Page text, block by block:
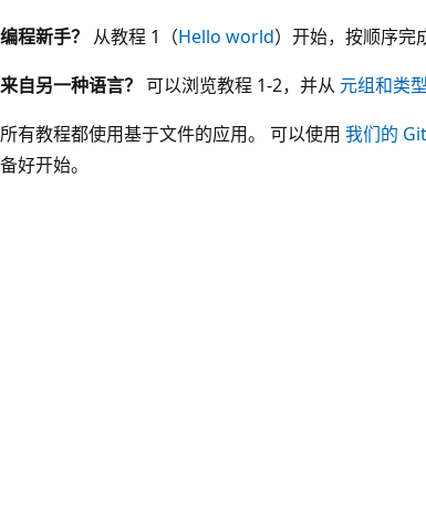
编程新手？ 从教程 1（Hello world）开始，按顺序完
来自另一种语言？ 可以浏览教程 1-2，并从 元组和类型
所有教程都使用基于文件的应用。 可以使用 我们的
备好开始。